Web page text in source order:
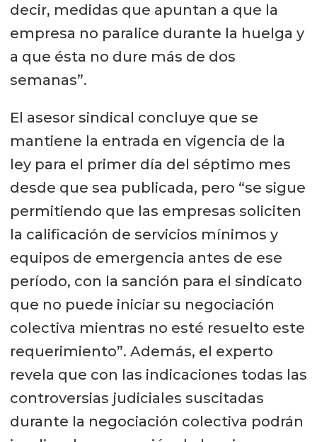
decir, medidas que apuntan a que la
empresa no paralice durante la huelga y
a que ésta no dure más de dos
semanas”.
El asesor sindical concluye que se
mantiene la entrada en vigencia de la
ley para el primer día del séptimo mes
desde que sea publicada, pero “se sigue
permitiendo que las empresas soliciten
la calificación de servicios mínimos y
equipos de emergencia antes de ese
período, con la sanción para el sindicato
que no puede iniciar su negociación
colectiva mientras no esté resuelto este
requerimiento”. Además, el experto
revela que con las indicaciones todas las
controversias judiciales suscitadas
durante la negociación colectiva podrán